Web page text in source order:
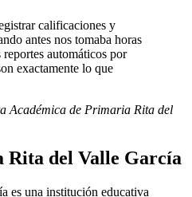
calificaciones y
antes nos tomaba horas
automáticos por
exactamente lo que
Académica de Primaria Rita del
Rita del Valle García
es una institución educativa